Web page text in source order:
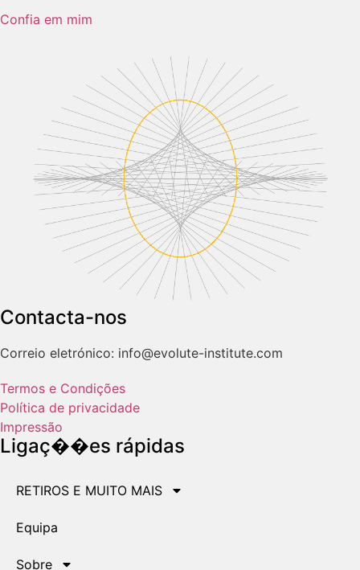
Confia em mim
Contacta-nos
Correio eletrónico: info@evolute-institute.com
Termos e Condições
Política de privacidade
Impressão
Ligaç��es rápidas
RETIROS E MUITO MAIS
Equipa
Sobre